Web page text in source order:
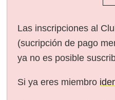
Las inscripciones al
(sucripción de pago
ya no es posible
Si ya eres miembro